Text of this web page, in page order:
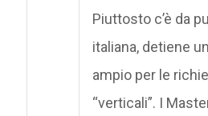
Piuttosto c’è da
italiana, detiene
ampio per le
“verticali”. I